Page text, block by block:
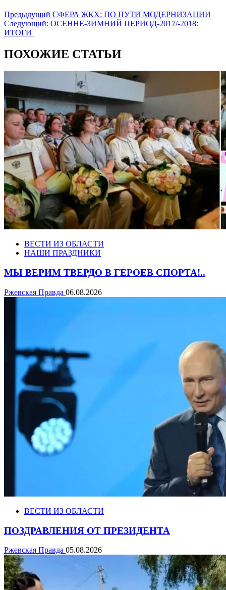
Предыдущий СФЕРА ЖКХ: ПО ПУТИ МОДЕРНИЗАЦИИ
Следующий: ОСЕННЕ-ЗИМНИЙ ПЕРИОД-2017/-2018:
ИТОГИ
ПОХОЖИЕ СТАТЬИ
ВЕСТИ ИЗ ОБЛАСТИ
НАШИ ПРАЗДНИКИ
МЫ ВЕРИМ ТВЕРДО В ГЕРОЕВ СПОРТА!..
Ржевская Правда 06.08.2026
ВЕСТИ ИЗ ОБЛАСТИ
ПОЗДРАВЛЕНИЯ ОТ ПРЕЗИДЕНТА
Ржевская Правда 05.08.2026